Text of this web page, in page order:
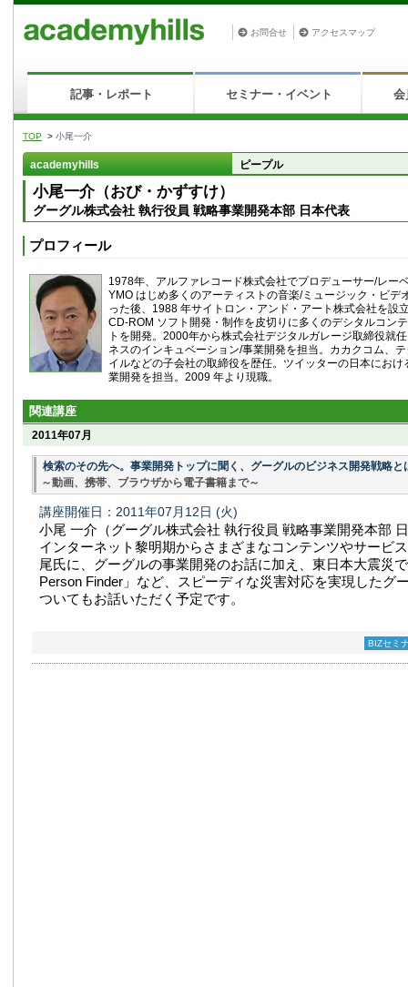
お問合せ アクセスマップ
記事・レポート セミナー・イベント 会
TOP > 小尾一介
academyhills ピープル
小尾一介（おび・かずすけ）
グーグル株式会社 執行役員 戦略事業開発本部 日本代表
プロフィール
1978年、アルファレコード株式会社でプロデューサー/レー
YMO はじめ多くのアーティストの音楽/ミュージック・ビデ
った後、1988 年サイトロン・アンド・アート株式会社を設
CD-ROM ソフト開発・制作を皮切りに多くのデシタルコン
トを開発。2000年から株式会社デジタルガレージ取締役就
ネスのインキュベーション/事業開発を担当。カカクコム、
イルなどの子会社の取締役を歴任。ツイッターの日本におけ
業開発を担当。2009 年より現職。
関連講座
2011年07月
検索のその先へ。事業開発トップに聞く、グーグルのビジネス開発戦略と
～動画、携帯、ブラウザから電子書籍まで～
講座開催日：2011年07月12日 (火)
小尾 一介（グーグル株式会社 執行役員 戦略事業開発本部
インターネット黎明期からさまざまなコンテンツやサービ
尾氏に、グーグルの事業開発のお話に加え、東日本大震災
Person Finder」など、スピーディな災害対応を実現したグ
ついてもお話いただく予定です。
BIZセミ